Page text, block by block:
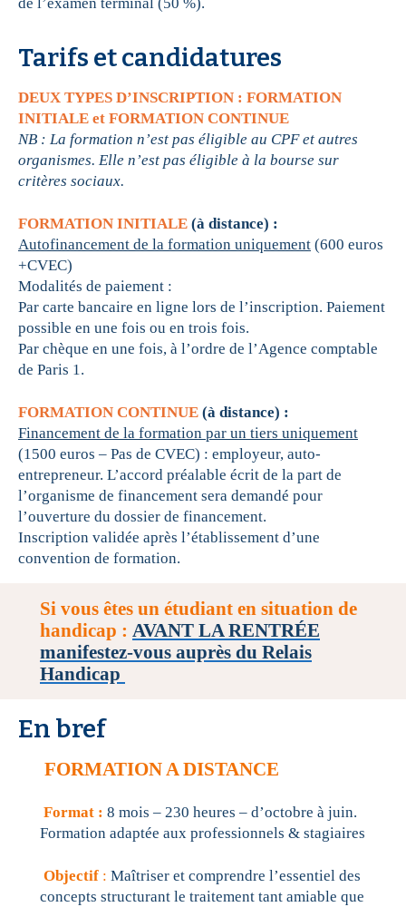
de l’examen terminal (50 %).
Tarifs et candidatures
DEUX TYPES D’INSCRIPTION : FORMATION
INITIALE et FORMATION CONTINUE
NB : La formation n’est pas éligible au CPF et autres
organismes. Elle n’est pas éligible à la bourse sur
critères sociaux.
FORMATION INITIALE (à distance) :
Autofinancement de la formation uniquement (600 euros
+CVEC)
Modalités de paiement :
Par carte bancaire en ligne lors de l’inscription. Paiement
possible en une fois ou en trois fois.
Par chèque en une fois, à l’ordre de l’Agence comptable
de Paris 1.
FORMATION CONTINUE (à distance) :
Financement de la formation par un tiers uniquement
(1500 euros – Pas de CVEC) : employeur, auto-
entrepreneur. L’accord préalable écrit de la part de
l’organisme de financement sera demandé pour
l’ouverture du dossier de financement.
Inscription validée après l’établissement d’une
convention de formation.
Si vous êtes un étudiant en situation de
handicap : AVANT LA RENTRÉE
manifestez-vous auprès du Relais
Handicap
En bref
FORMATION A DISTANCE
Format : 8 mois – 230 heures – d’octobre à juin.
Formation adaptée aux professionnels & stagiaires
Objectif : Maîtriser et comprendre l’essentiel des
concepts structurant le traitement tant amiable que